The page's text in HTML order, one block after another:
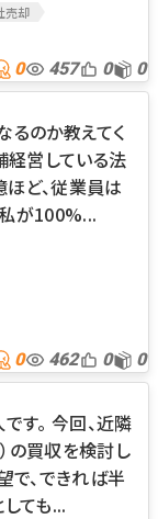
売却
0 457 0 0
るのか教えてく
経営している法
ほど、従業員は
私が100%...
0 462 0 0
す。 今回、近隣
の買収を検討し
で、できれば半
ても...